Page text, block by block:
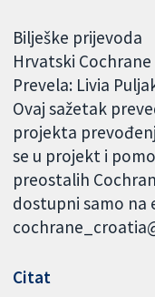
Bilješke prijevoda
Hrvatski Cochrane
Prevela: Livia
Ovaj sažetak
projekta
se u projekt i
preostalih
dostupni samo na
Citat